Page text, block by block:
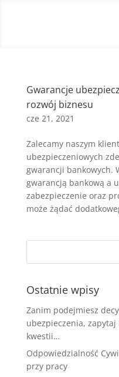
Gwarancje
rozwój biznesu
cze 21, 2021
Zalecamy naszym
ubezpieczeniowych
gwarancji bankowych.
gwarancją bankową a
zabezpieczenie oraz
może żądać
Ostatnie wpisy
Zanim podejmiesz
ubezpieczenia,
kwestii…
Odpowiedzialność
przy pracy